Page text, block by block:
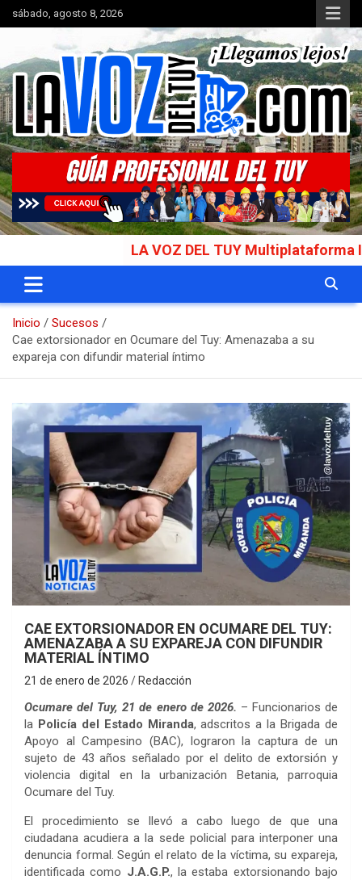
Saltar
al
sábado, agosto 8, 2026
La Voz del Tuy
Portal de noticias
LA VOZ DEL TUY Multiplataforma
Inicio
Sucesos
Cae extorsionador en Ocumare del Tuy: Amenazaba a su
expareja con difundir material íntimo
CAE EXTORSIONADOR EN OCUMARE DEL TUY:
AMENAZABA A SU EXPAREJA CON DIFUNDIR
MATERIAL ÍNTIMO
21 de enero de 2026 Redacción
Ocumare del Tuy, 21 de enero de 2026. – Funcionarios de
la Policía del Estado Miranda, adscritos a la Brigada de
Apoyo al Campesino (BAC), lograron la captura de un
sujeto de 43 años señalado por el delito de extorsión y
violencia digital en la urbanización Betania, parroquia
Ocumare del Tuy.
El procedimiento se llevó a cabo luego de que una
ciudadana acudiera a la sede policial para interponer una
denuncia formal. Según el relato de la víctima, su expareja,
identificada como J.A.G.P., la estaba extorsionando bajo